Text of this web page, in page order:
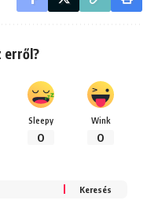
erről?
Sleepy
0
Wink
0